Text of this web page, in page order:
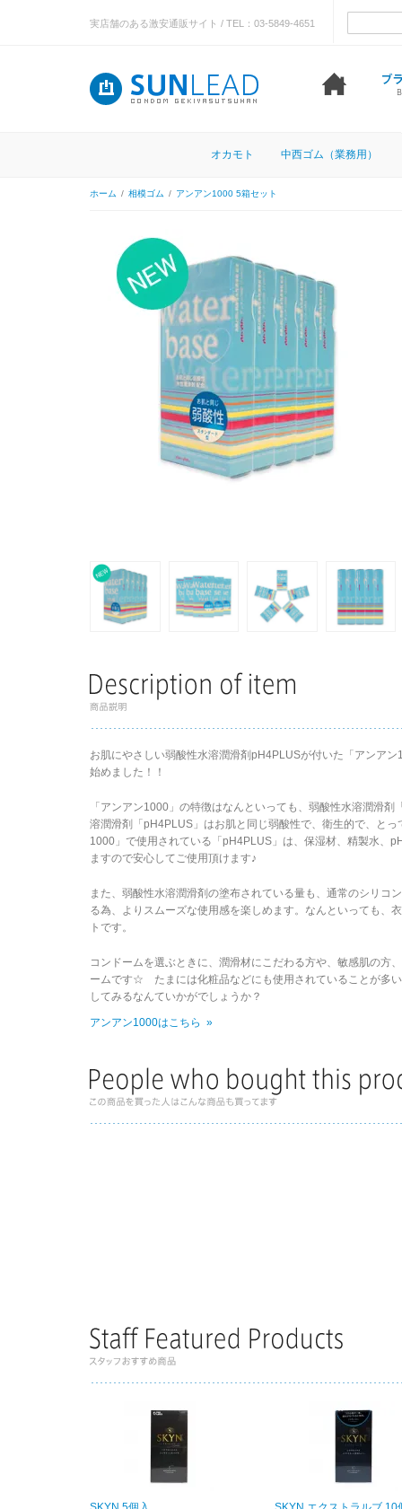
実店舗のある激安通販サイト / TEL：03-5849-4651
オカモト 中西ゴム（業務用）
ホーム / 相模ゴム / アンアン1000 5箱セット
お肌にやさしい弱酸性水溶潤滑剤pH4PLUSが付いた「アンア
始めました！！
「アンアン1000」の特徴はなんといっても、弱酸性水溶潤滑
溶潤滑剤「pH4PLUS」はお肌と同じ弱酸性で、衛生的で、と
1000」で使用されている「pH4PLUS」は、保湿材、精製水、
ますので安心してご使用頂けます♪
また、弱酸性水溶潤滑剤の塗布されている量も、通常のシリコ
る為、よりスムーズな使用感を楽しめます。なんといっても、
トです。
コンドームを選ぶときに、潤滑材にこだわる方や、敏感肌の方
ームです☆ たまには化粧品などにも使用されていることが多
してみるなんていかがでしょうか？
アンアン1000はこちら »